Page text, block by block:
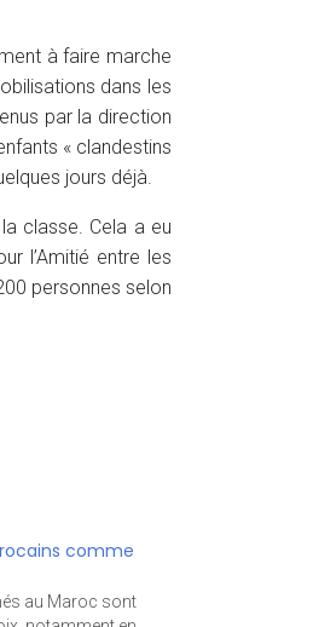
à faire marche
dans les
par la direction
« clandestins
jours déjà.
classe. Cela a eu
l’Amitié entre les
personnes selon
comme
au Maroc sont